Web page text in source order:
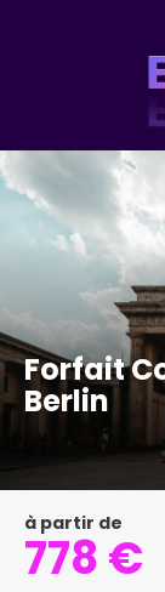
Forfait
Berlin
à partir de
778 €